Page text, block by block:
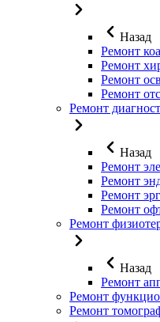
Назад
Ремонт
Ремонт
Ремонт
Ремонт
Ремонт
Назад
Ремонт
Ремонт
Ремонт
Ремонт
Ремонт
Назад
Ремонт
Ремонт
Ремонт